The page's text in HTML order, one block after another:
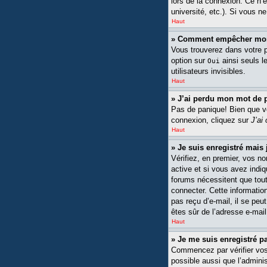
université, etc.). Si vous
Haut
» Comment empêcher
Vous trouverez dans votre
option sur Oui ainsi seuls
utilisateurs invisibles.
Haut
» J’ai perdu mon mot de
Pas de panique! Bien que
connexion, cliquez sur J’ai
Haut
» Je suis enregistré mais
Vérifiez, en premier, vos
active et si vous avez
forums nécessitent que
connecter. Cette
pas reçu d’e-mail, il se
êtes sûr de l’adresse e-
Haut
» Je me suis enregistré
Commencez par vérifier
possible aussi que